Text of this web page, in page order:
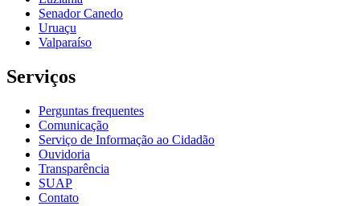
Senador Canedo
Uruaçu
Valparaíso
Serviços
Perguntas frequentes
Comunicação
Serviço de Informação ao Cidadão
Ouvidoria
Transparência
SUAP
Contato